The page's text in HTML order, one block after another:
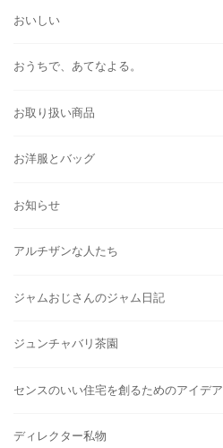
おいしい
おうちで、あてなよる。
お取り扱い商品
お洋服とバッグ
お知らせ
アルチザンな人たち
ジャムおじさんのジャム日記
ジュンチャバリ茶園
センスのいい住宅を創るためのアイデア
ディレクター私物